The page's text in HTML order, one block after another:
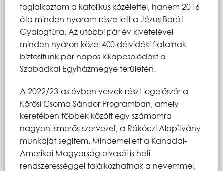
foglalkoztam a katolikus közélettel, hanem 2016
óta minden nyaram része lett a Jézus Barát
Gyalogtúra. Az utóbbi pár év kivételével
minden nyáron közel 400 délvidéki fiatalnak
biztosítunk pár napos kikapcsolódást a
Szabadkai Egyházmegye területén.
A 2022/23-as évben veszek részt legelőször a
Kőrösi Csoma Sándor Programban, amely
keretében többek között egy számomra
nagyon ismerős szervezet, a Rákóczi Alapítvány
munkáját segítem. Mindemellett a Kanadai-
Amerikai Magyarság olvasói is heti
rendszerességgel találkozhatnak a nevemmel,